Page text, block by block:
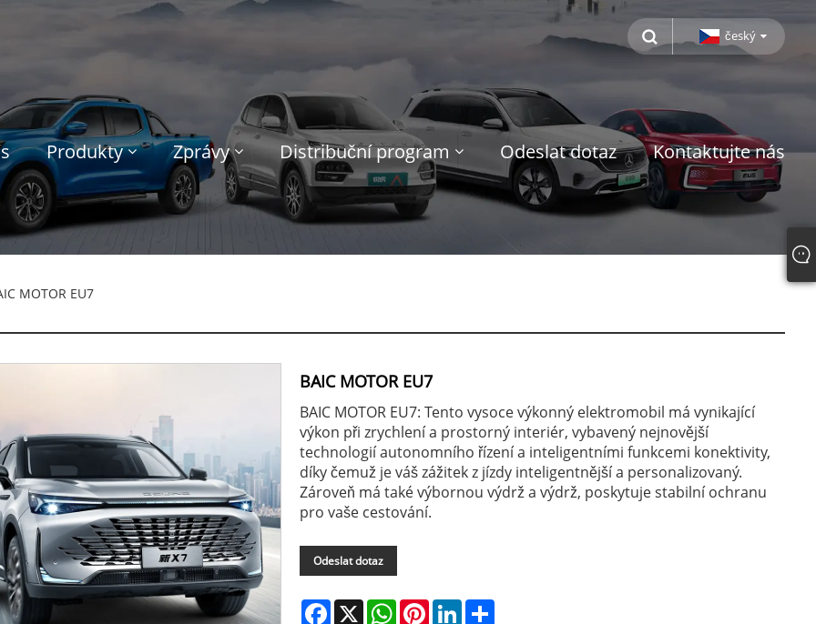
český
Produkty Zprávy Distribuční program Odeslat dotaz Kontaktujte nás
MOTOR EU7
BAIC MOTOR EU7
BAIC MOTOR EU7: Tento vysoce výkonný elektromobil má vynikající
výkon při zrychlení a prostorný interiér, vybavený nejnovější
technologií autonomního řízení a inteligentními funkcemi konektivity,
díky čemuž je váš zážitek z jízdy inteligentnější a personalizovaný.
Zároveň má také výbornou výdrž a výdrž, poskytuje stabilní ochranu
pro vaše cestování.
Odeslat dotaz
Facebook
X WhatsApp
PinterestLinkedIn